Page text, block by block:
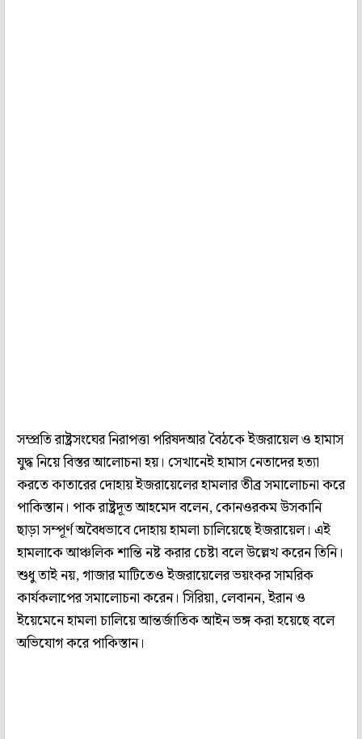
সম্প্রতি রাষ্ট্রসংঘের নিরাপত্তা পরিষদআর বৈঠকে ইজরায়েল ও হামাস
যুদ্ধ নিয়ে বিস্তর আলোচনা হয়। সেখানেই হামাস নেতাদের হত্যা
করতে কাতারের দোহায় ইজরায়েলের হামলার তীব্র সমালোচনা করে
পাকিস্তান। পাক রাষ্ট্রদূত আহমেদ বলেন, কোনওরকম উসকানি
ছাড়া সম্পূর্ণ অবৈধভাবে দোহায় হামলা চালিয়েছে ইজরায়েল। এই
হামলাকে আঞ্চলিক শান্তি নষ্ট করার চেষ্টা বলে উল্লেখ করেন তিনি।
শুধু তাই নয়, গাজার মাটিতেও ইজরায়েলের ভয়ংকর সামরিক
কার্যকলাপের সমালোচনা করেন। সিরিয়া, লেবানন, ইরান ও
ইয়েমেনে হামলা চালিয়ে আন্তর্জাতিক আইন ভঙ্গ করা হয়েছে বলে
অভিযোগ করে পাকিস্তান।